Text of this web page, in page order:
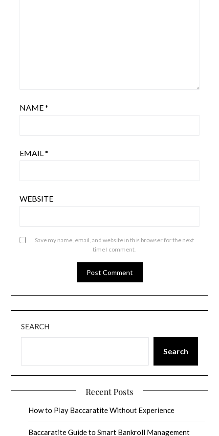
NAME*
EMAIL*
WEBSITE
Save my name, email, and website in this browser for the next
time I comment.
SEARCH
Search
Recent Posts
How to Play Baccaratite Without Experience
Baccaratite Guide to Smart Bankroll Management